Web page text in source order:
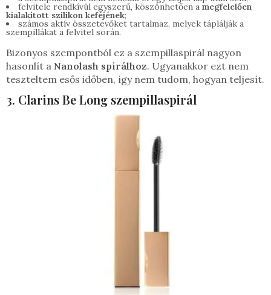
felvitele rendkívül egyszerű, köszönhetően a megfelelően
kialakított szilikon keféjének;
számos aktív összetevőket tartalmaz, melyek táplálják a
szempillákat a felvitel során.
Bizonyos szempontból ez a szempillaspirál nagyon
hasonlít a Nanolash spirálhoz. Ugyanakkor ezt nem
teszteltem esős időben, így nem tudom, hogyan teljesít.
3. Clarins Be Long szempillaspirál